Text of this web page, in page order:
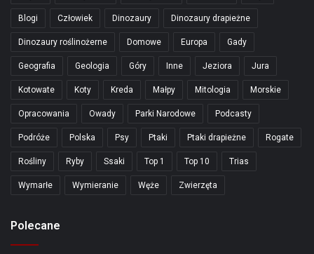
Blogi Człowiek Dinozaury Dinozaury drapieżne
Dinozaury roślinożerne Domowe Europa Gady
Geografia Geologia Góry Inne Jeziora Jura
Kotowate Koty Kreda Małpy Mitologia Morskie
Opracowania Owady Parki Narodowe Podcasty
Podróże Polska Psy Ptaki Ptaki drapieżne Rogate
Rośliny Ryby Ssaki Top 1 Top 10 Trias
Wymarłe Wymieranie Węże Zwierzęta
Polecane